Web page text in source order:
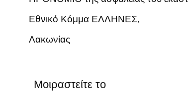
Εθνικό Κόμμα ΕΛΛΗΝΕΣ,
Λακωνίας
Μοιραστείτε το